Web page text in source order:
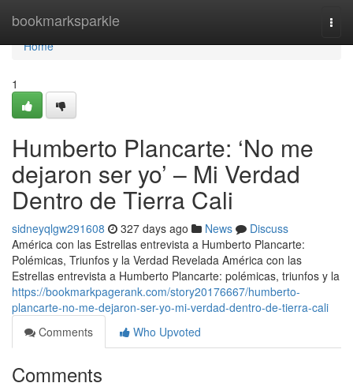
bookmarksparkle
Home
Home
1
Humberto Plancarte: ‘No me
dejaron ser yo’ – Mi Verdad
Dentro de Tierra Cali
sidneyqlgw291608 327 days ago News
Discuss
América con las Estrellas entrevista a Humberto Plancarte:
Polémicas, Triunfos y la Verdad Revelada América con las
Estrellas entrevista a Humberto Plancarte: polémicas, triunfos y la
https://bookmarkpagerank.com/story20176667/humberto-
plancarte-no-me-dejaron-ser-yo-mi-verdad-dentro-de-tierra-cali
Comments
Who Upvoted
Comments